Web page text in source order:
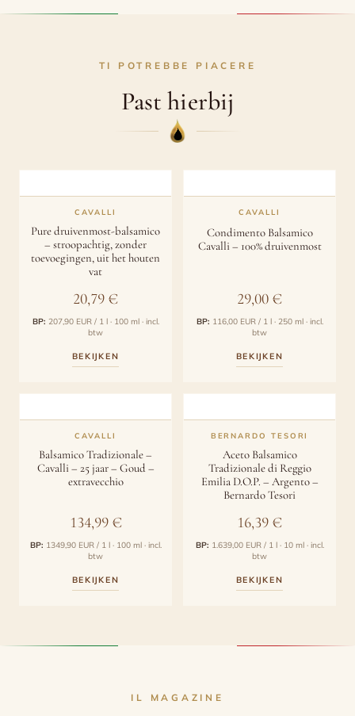
TI POTREBBE PIACERE
Past hierbij
CAVALLI
Pure druivenmost-balsamico
– stroopachtig, zonder
toevoegingen, uit het houten
vat
20,79 €
BP: 207,90 EUR / 1 l · 100 ml · incl.
btw
BEKIJKEN
CAVALLI
Condimento Balsamico
Cavalli – 100% druivenmost
29,00 €
BP: 116,00 EUR / 1 l · 250 ml · incl.
btw
BEKIJKEN
CAVALLI
Balsamico Tradizionale –
Cavalli – 25 jaar – Goud –
extravecchio
134,99 €
BP: 1349,90 EUR / 1 l · 100 ml · incl.
btw
BEKIJKEN
BERNARDO TESORI
Aceto Balsamico
Tradizionale di Reggio
Emilia D.O.P. – Argento –
Bernardo Tesori
16,39 €
BP: 1.639,00 EUR / 1 l · 10 ml · incl.
btw
BEKIJKEN
IL MAGAZINE